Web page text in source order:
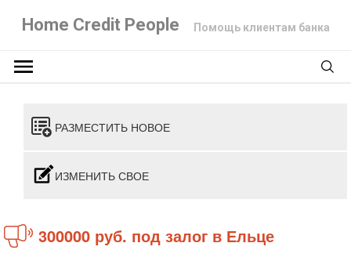
Home Credit People Помощь клиентам банка
РАЗМЕСТИТЬ НОВОЕ
ИЗМЕНИТЬ СВОЕ
300000 руб. под залог в Ельце